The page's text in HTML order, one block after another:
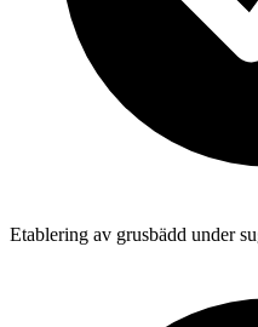
Etablering av grusbädd under